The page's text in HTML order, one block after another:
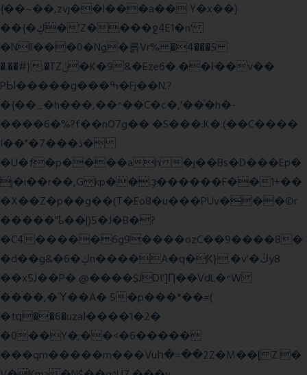
{��~��,zvj��l���a�� Y�x��}
��{�ڮ�'Z����ջ4E1�n'
�Nll���0�Ng�륽Vr% �4���5
�.��#}.�TZݩ�K�9&�Eze6�.��ŀ��v��
PЫ�����g���ߒ�Fj��N.?
�{��_�h���,��^��C�c�,'��ͦ�h�-
����6�%?f��nO7 g�� �S���:K�.(��C����
I��"�7 ���ڎ�
�U�f�p����ah �j��Bs�D���Ep�
j�i��r��,Gkp��.ҙ������F��1+��
�X��Z�p��g��(T�Eo8�u���PUv���©r
�����"ҍ��|)5�J�B�?
�C4�����6g9����ozC��9����8�
�d��g&�6�ڮn����A�q�K}.�v'�ڭy8
��x5J��P� @����$JDI']Ƞ��VdL�^W
����,�Ύ��A� 5�p���*��=(
�tԛ��6�uzaІ����1�2�
�0��Y�;��<�6�����
���qm�����m���Vuհ�=��2Z�M��ɭ Z.�